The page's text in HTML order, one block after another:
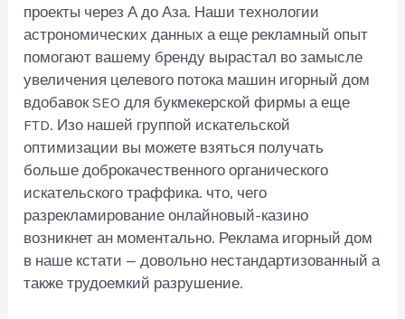
проекты через А до Аза. Наши технологии
астрономических данных а еще рекламный опыт
помогают вашему бренду вырастал во замысле
увеличения целевого потока машин игорный дом
вдобавок SEO для букмекерской фирмы а еще
FTD. Изо нашей группой искательской
оптимизации вы можете взяться получать
больше доброкачественного органического
искательского траффика. что, чего
разрекламирование онлайновый-казино
возникнет ан моментально. Реклама игорный дом
в наше кстати — довольно нестандартизованный а
также трудоемкий разрушение.